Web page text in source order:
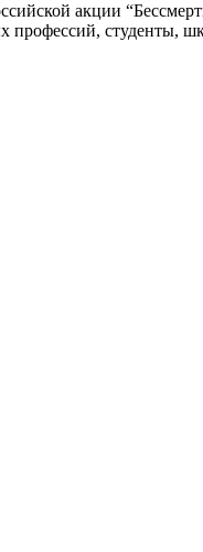
акции
профессий, студенты,